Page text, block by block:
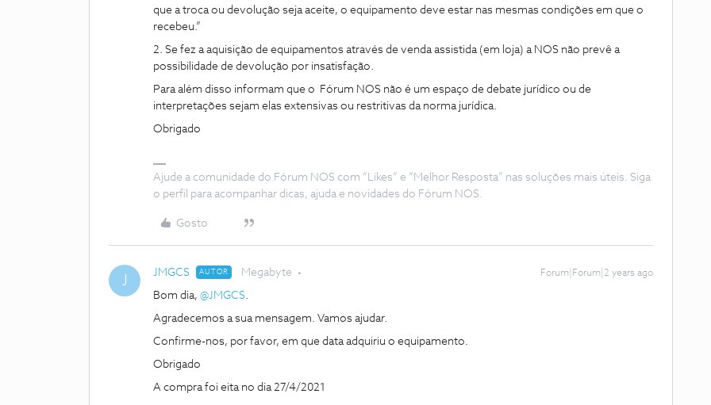
que a troca ou devolução seja aceite, o equipamento deve estar nas mesmas condições em que o
recebeu.”
2. Se fez a aquisição de equipamentos através de venda assistida (em loja) a NOS não prevê a
possibilidade de devolução por insatisfação.
Para além disso informam que o Fórum NOS não é um espaço de debate jurídico ou de
interpretações sejam elas extensivas ou restritivas da norma jurídica.
Obrigado
Ajude a comunidade do Fórum NOS com “Likes” e “Melhor Resposta” nas soluções mais úteis. Siga
o perfil para acompanhar dicas, ajuda e novidades do Fórum NOS.
Gosto
J JMGCS AUTOR Megabyte Forum|Forum|2 years ago
Bom dia, @JMGCS.
Agradecemos a sua mensagem. Vamos ajudar.
Confirme-nos, por favor, em que data adquiriu o equipamento.
Obrigado
A compra foi eita no dia 27/4/2021